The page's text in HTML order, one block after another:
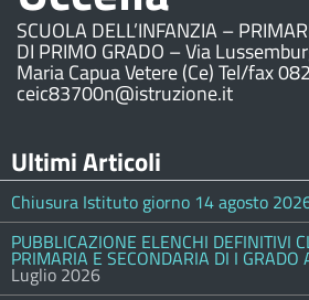
SCUOLA DELL’INFANZIA –
DI PRIMO GRADO – Via
Maria Capua Vetere (Ce) Tel/fax
ceic83700n@istruzione.it
Ultimi Articoli
Chiusura Istituto giorno 14 agosto
PUBBLICAZIONE ELENCHI DEFINITIVI
PRIMARIA E SECONDARIA DI I
Luglio 2026